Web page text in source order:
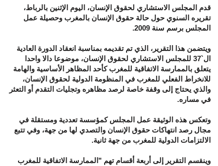
قدم المجلس الاستشاري لحقوق الإنسان، اليوم الإثنين بالرباط،
تقريره السنوي حول حالة حقوق الإنسان بالمغرب وحصيلة عمل
المجلس برسم سنة 2009.
ويتضمن هذا التقرير، الذي تم تقديمه بمناسبة انعقاد الدورة العادية
ال`37 للمجلس الاستشاري لحقوق الإنسان، موضوعا دالا واحدا
يتعلق بالممارسة الاتفاقية للمغرب كأحد المظاهر الأساسية والهامة
للانخراط الفعلي للمغرب في المنظومة الدولية لحقوق الإنسان،
والذي يحتاج إلى وقفة خاصة لرصد مظاهره وتجليات التقدم أو التعثر
في مساره.
وتعكس هذه الوثيقة عمل المجلس كمؤسسة تعددية ومستقلة في
مجال رصد انتهاكات حقوق الإنسان والتصدي لها من جهة، وفي تتبع
الالتزامات الدولية للمغرب من جهة ثانية.
وينقسم التقرير إلى أربعة أقسام تهم "الممارسة الاتفاقية للمغرب